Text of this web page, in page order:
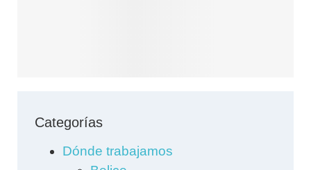
Categorías
Dónde trabajamos